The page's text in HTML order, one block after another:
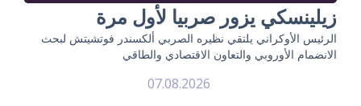
زيلينسكي يزور صربيا لأول مرة
الرئيس الأوكراني يلتقي نظيره الصربي ألكسندر فوتشيتش لبحث
الانضمام الأوروبي والتعاون الاقتصادي والطاقي
07.08.2026